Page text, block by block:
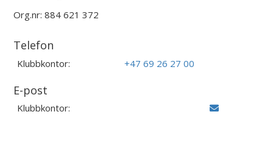
Org.nr: 884 621 372
Telefon
Klubbkontor: +47 69 26 27 00
E-post
Klubbkontor: